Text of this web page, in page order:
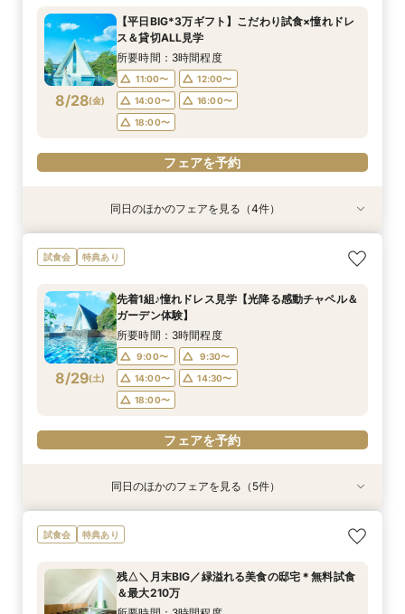
8/27(木)
11:00〜
12:00〜
14:00〜
16:00〜
18:00〜
フェアを予約
8/27(木)
11:00〜
12:00〜
14:00〜
16:00〜
18:00〜
フェアを予約
8/27(木)
12:00〜
13:00〜
15:00〜
16:00〜
17:00〜
フェアを予約
8/27(木)
12:00〜
13:00〜
15:00〜
16:00〜
17:00〜
フェアを予約
8/28(金)
【平日BIG*3万ギフト】こだわり試食×憧れドレ
ス＆貸切ALL見学
所要時間：3時間程度
11:00〜
12:00〜
14:00〜
16:00〜
18:00〜
フェアを予約
特典あり
8/28(金)
＼1軒目限定★3万ギフト付／ドレス＆挙式料プレ
ゼント×和牛試食
11:00〜
14:00〜
16:00〜
18:00〜
フェアを予約
特典あり
8/28(金)
【6名～30名の少人数婚】挙式＆会食Newプラ
ン誕生！無料試食付
11:00〜
14:00〜
16:00〜
18:00〜
フェアを予約
8/28(金)
【60分で完結】即決営業ナシで安心！気軽によ
りみちツアー
12:00〜
15:00〜
16:00〜
17:00〜
フェアを予約
8/28(金)
【タイパ重視！60分で完結◎】オンラインで会
場案内＆相談会
12:00〜
15:00〜
16:00〜
17:00〜
フェアを予約
同日のほかのフェアを見る（4件）
試食会 特典あり
8/29(土)
先着1組♪憧れドレス見学【光降る感動チャペル＆
ガーデン体験】
所要時間：3時間程度
9:00〜
9:30〜
14:00〜
14:30〜
18:00〜
フェアを予約
特典あり
8/29(土)
＼1軒目限定★3万ギフト付／ドレス＆挙式料プレ
ゼント×和牛試食
9:00〜
18:00〜
特典あり
8/29(土)
【6名～30名の少人数婚】挙式＆会食Newプラ
ン誕生！無料試食付
9:00〜
18:00〜
8/29(土)
【タイパ重視！60分で完結◎】オンラインで会
場案内＆相談会
10:00〜
18:30〜
8/29(土)
【60分で完結】即決営業ナシで安心！気軽によ
りみちツアー
10:30〜
8/29(土)
【会場見学2件目以上◎】短縮90分Fair*雰囲気
比較×見積相談会
9:00〜
18:00〜
同日のほかのフェアを見る（5件）
試食会 特典あり
残△＼月末BIG／緑溢れる美食の邸宅＊無料試食
＆最大210万